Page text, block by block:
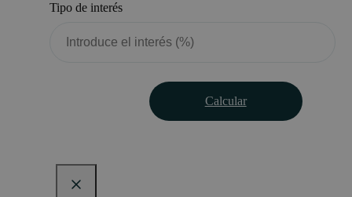
Tipo de interés
Calcular